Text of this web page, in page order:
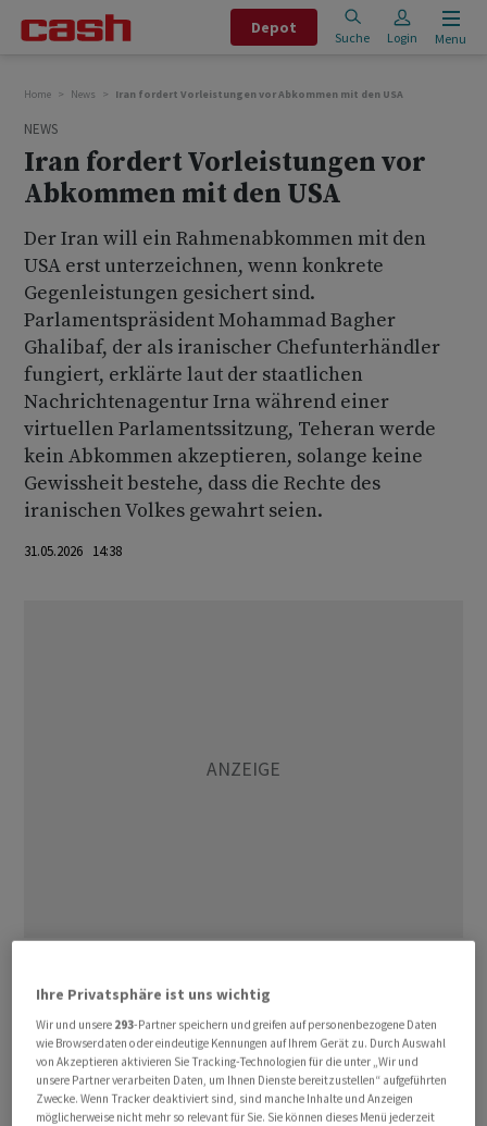
Depot
Suche Login Menu
Home News Iran fordert Vorleistungen vor Abkommen mit den USA
NEWS
Iran fordert Vorleistungen vor
Abkommen mit den USA
Der Iran will ein Rahmenabkommen mit den
USA erst unterzeichnen, wenn konkrete
Gegenleistungen gesichert sind.
Parlamentspräsident Mohammad Bagher
Ghalibaf, der als iranischer Chefunterhändler
fungiert, erklärte laut der staatlichen
Nachrichtenagentur Irna während einer
virtuellen Parlamentssitzung, Teheran werde
kein Abkommen akzeptieren, solange keine
Gewissheit bestehe, dass die Rechte des
iranischen Volkes gewahrt seien.
31.05.2026 14:38
Taten zählen. Es werden keine Massnahmen ergriffen,
bevor die andere Seite nicht handelt», hatte Ghalibaf
bereits am Freitag auf X erklärt.
Priorität Freigabe eingefrorener Auslandskonten
Ihre Privatsphäre ist uns wichtig
Wir und unsere 293-Partner speichern und greifen auf personenbezogene Daten
wie Browserdaten oder eindeutige Kennungen auf Ihrem Gerät zu. Durch Auswahl
von Akzeptieren aktivieren Sie Tracking-Technologien für die unter „Wir und
unsere Partner verarbeiten Daten, um Ihnen Dienste bereitzustellen“ aufgeführten
Zwecke. Wenn Tracker deaktiviert sind, sind manche Inhalte und Anzeigen
möglicherweise nicht mehr so relevant für Sie. Sie können dieses Menü jederzeit